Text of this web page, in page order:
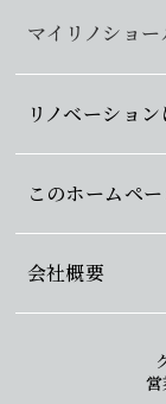
マイリノショ
リノベーショ
このホームペ
会社概要